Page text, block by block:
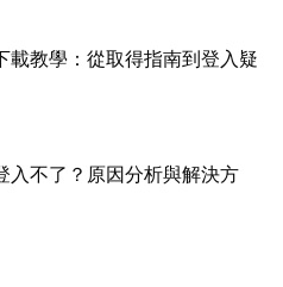
載教學：從取得指南到登入疑
入不了？原因分析與解決方